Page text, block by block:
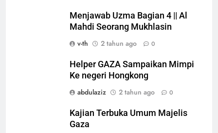
Menjawab Uzma Bagian 4 || Al
Mahdi Seorang Mukhlasin
v-th
2 tahun ago 0
Helper GAZA Sampaikan Mimpi
Ke negeri Hongkong
abdulaziz
2 tahun ago 0
Kajian Terbuka Umum Majelis
Gaza